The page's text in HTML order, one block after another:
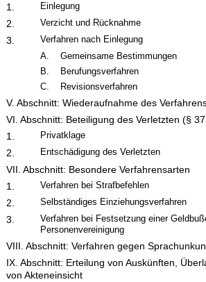
1.
Einlegung
2. Verzicht und Rücknahme
3.
Verfahren nach Einlegung
A. Gemeinsame Bestimmungen
B. Berufungsverfahren
C. Revisionsverfahren
V. Abschnitt: Wiederaufnahme des
VI. Abschnitt: Beteiligung des Verletzten (§
1.
Privatklage
2. Entschädigung des Verletzten
VII. Abschnitt: Besondere Verfahrensarten
1.
Verfahren bei Strafbefehlen
2. Selbständiges Einziehungsverfahren
3.
Verfahren bei Festsetzung einer
Personenvereinigung
VIII. Abschnitt: Verfahren gegen
IX. Abschnitt: Erteilung von Auskünften,
von Akteneinsicht